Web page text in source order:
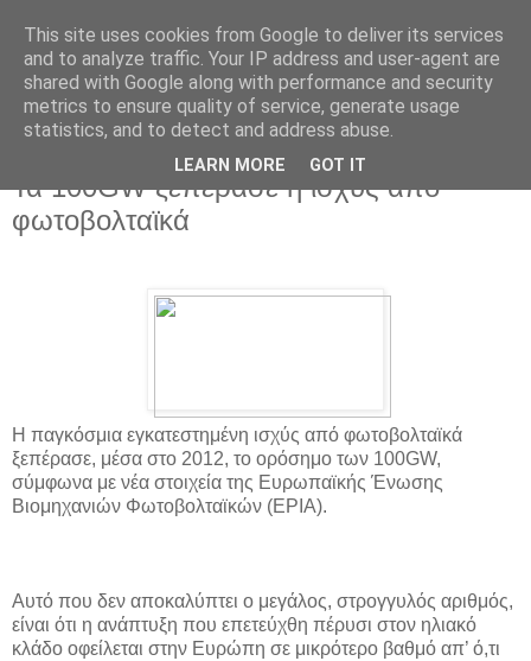
Τα 100GW ξεπέρασε η ισχύς από
φωτοβολταϊκά
Η παγκόσμια εγκατεστημένη ισχύς από φωτοβολταϊκά
ξεπέρασε, μέσα στο 2012, το ορόσημο των 100GW,
σύμφωνα με νέα στοιχεία της Ευρωπαϊκής Ένωσης
Βιομηχανιών Φωτοβολταϊκών (EPIA).
Αυτό που δεν αποκαλύπτει ο μεγάλος, στρογγυλός αριθμός,
είναι ότι η ανάπτυξη που επετεύχθη πέρυσι στον ηλιακό
κλάδο οφείλεται στην Ευρώπη σε μικρότερο βαθμό απ’ ό,τι
This site uses cookies from Google to deliver its services
and to analyze traffic. Your IP address and user-agent are
shared with Google along with performance and security
metrics to ensure quality of service, generate usage
statistics, and to detect and address abuse.
LEARN MORE GOT IT